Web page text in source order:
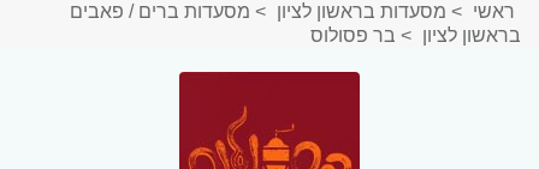
ראשי > מסעדות בראשון לציון > מסעדות ברים / פאבים
בראשון לציון > בר פסולוס